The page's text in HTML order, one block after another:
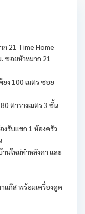
ก 21 Time Home
ซอยหัวหมาก 21
ง 100 เมตร ซอย
ตารางเมตร 3 ชั้น
งรับแขก 1 ห้องครัว
นใหม่ทำหลังคา และ
แก๊ส พร้อมเครื่องดูด